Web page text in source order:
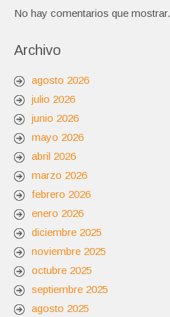
No hay comentarios que mostrar.
Archivo
agosto 2026
julio 2026
junio 2026
mayo 2026
abril 2026
marzo 2026
febrero 2026
enero 2026
diciembre 2025
noviembre 2025
octubre 2025
septiembre 2025
agosto 2025